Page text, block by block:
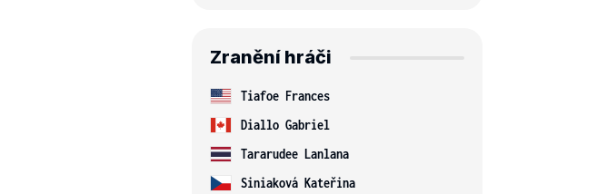
Zranění hráči
Tiafoe Frances
Diallo Gabriel
Tararudee Lanlana
Siniaková Kateřina